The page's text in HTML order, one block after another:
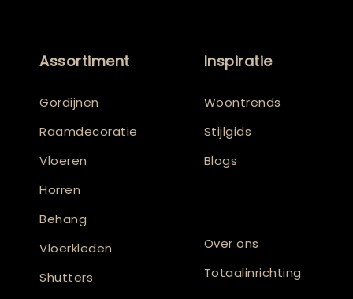
Assortiment
Gordijnen
Raamdecoratie
Vloeren
Horren
Behang
Vloerkleden
Shutters
Inspiratie
Woontrends
Stijlgids
Blogs
Over ons
Totaalinrichting